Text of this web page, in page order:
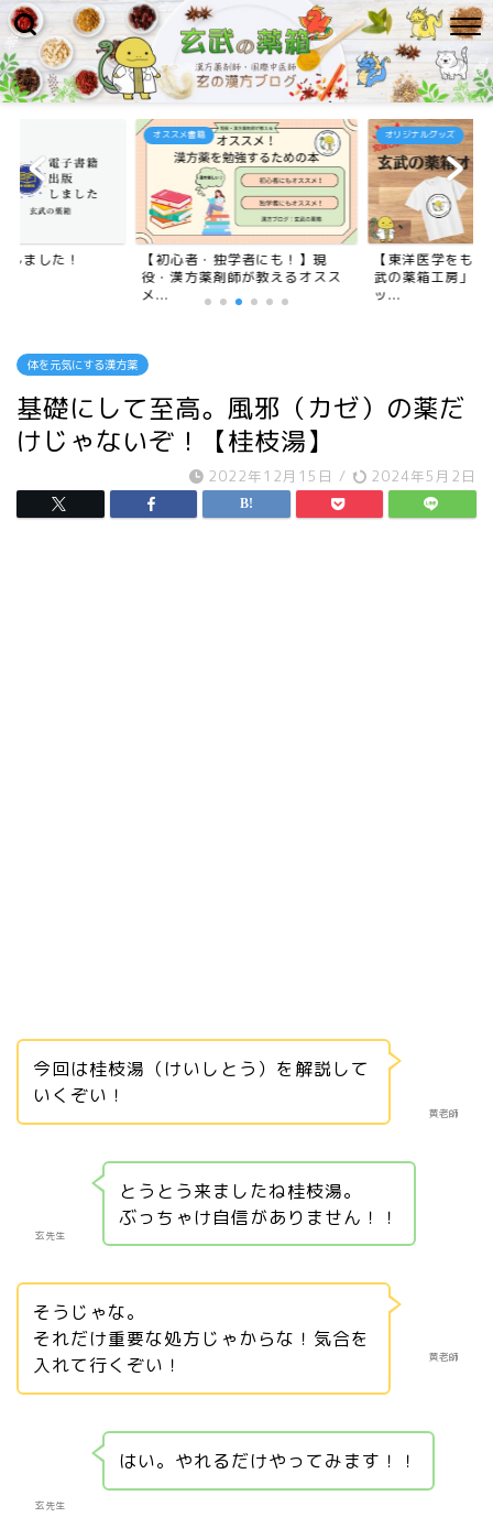
しました！
オススメ書籍
【初心者・独学者にも！】現
役・漢方薬剤師が教えるオスス
メ...
オリジナルグッズ
【東洋医学をも
武の薬箱工房」オ
ッ...
体を元気にする漢方薬
基礎にして至高。風邪（カゼ）の薬だ
けじゃないぞ！【桂枝湯】
2022年12月15日 / 2024年5月2日
黄老師
今回は桂枝湯（けいしとう）を解説して
いくぞい！
玄先生
とうとう来ましたね桂枝湯。
ぶっちゃけ自信がありません！！
黄老師
そうじゃな。
それだけ重要な処方じゃからな！気合を
入れて行くぞい！
玄先生
はい。やれるだけやってみます！！